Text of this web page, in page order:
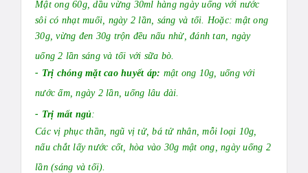
Mật ong 60g, dầu vừng 30ml hàng ngày uống với nước
sôi có nhạt muối, ngày 2 lần, sáng và tối. Hoặc: mật ong
30g, vừng đen 30g trộn đều nấu nhừ, đánh tan, ngày
uống 2 lần sáng và tối với sữa bò.
- Trị chóng mặt cao huyết áp: mật ong 10g, uống với
nước ấm, ngày 2 lần, uống lâu dài.
- Trị mất ngủ:
Các vị phục thần, ngũ vị tử, bá tử nhân, mỗi loại 10g,
nấu chắt lấy nước cốt, hòa vào 30g mật ong, ngày uống 2
lần (sáng và tối).